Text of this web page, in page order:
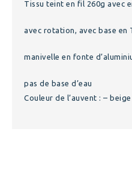
Tissu teint en fil 260g avec
avec rotation, avec base en
manivelle en fonte
pas de base d’eau
Couleur de l’auvent : –